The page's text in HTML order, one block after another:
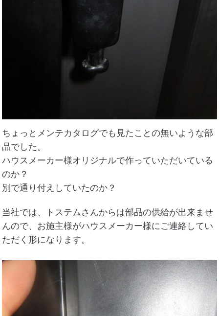
ちょっとメンテカタログでも見たことの無いような部
品でした。
ハウスメーカー様オリジナルで作っていただいている
のか？
別で通り付えしていたのか？
当社では、トステムさんからは部品の供給が出来ませ
んので、お施主様がハウスメーカー様にご連絡してい
ただく形になります。